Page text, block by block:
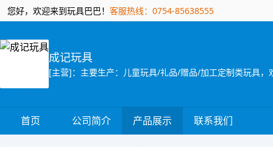
您好，欢迎来到玩具巴巴！ 客服热线：0754-85638555
成记玩具
首页 公司简介 产品展示 联系我们